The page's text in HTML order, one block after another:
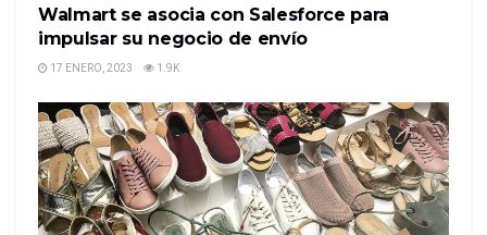
Walmart se asocia con Salesforce para
impulsar su negocio de envío
17 ENERO, 2023 1.9K